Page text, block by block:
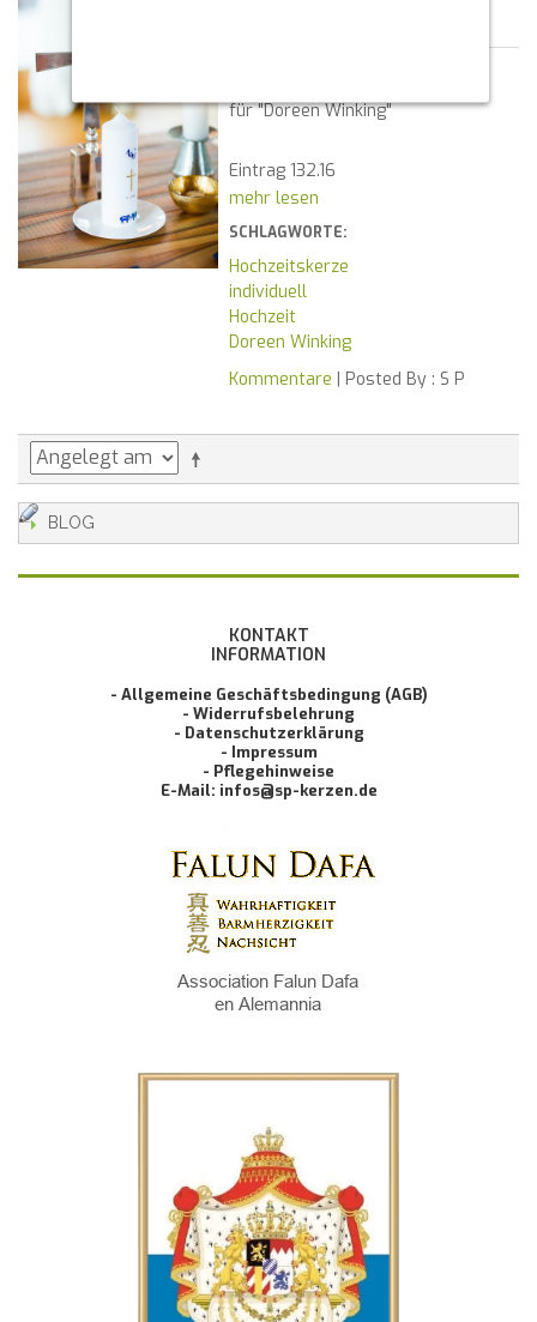
für "Doreen Winking"
Eintrag 132.16
mehr lesen
SCHLAGWORTE:
Hochzeitskerze
individuell
Hochzeit
Doreen Winking
Kommentare | Posted By : S P
BLOG
KONTAKT
INFORMATION
- Allgemeine Geschäftsbedingung (AGB)
- Widerrufsbelehrung
- Datenschutzerklärung
- Impressum
- Pflegehinweise
E-Mail: infos@sp-kerzen.de